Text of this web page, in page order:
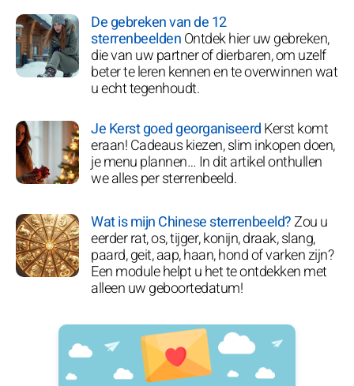
De gebreken van de 12
sterrenbeeldenOntdek hier uw gebreken,
die van uw partner of dierbaren, om uzelf
beter te leren kennen en te overwinnen wat
u echt tegenhoudt.
Je Kerst goed georganiseerdKerst komt
eraan! Cadeaus kiezen, slim inkopen doen,
je menu plannen… In dit artikel onthullen
we alles per sterrenbeeld.
Wat is mijn Chinese sterrenbeeld?Zou u
eerder rat, os, tijger, konijn, draak, slang,
paard, geit, aap, haan, hond of varken zijn?
Een module helpt u het te ontdekken met
alleen uw geboortedatum!